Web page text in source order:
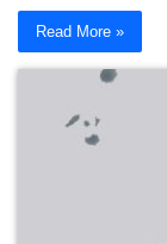
Read More »